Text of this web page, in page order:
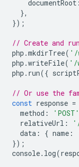
documentRoot :
},
});
// Create and
php .mkdirTree( '/
php .writeFile( '/
php . run({
// Or use the
const response =
method : 'POST'
relativeUrl :
data : { name :
});
console. log(